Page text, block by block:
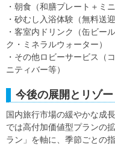
・朝食（和膳プレート＋ミ
・砂むし入浴体験（無料送
・客室内ドリンク（缶ビー
ク・ミネラルウォーター）
・その他ロビーサービス（
ニティバー等）
今後の展開とリゾ
国内旅行市場の緩やかな成
では高付加価値型プランの
ラン」を軸に、季節ごとの